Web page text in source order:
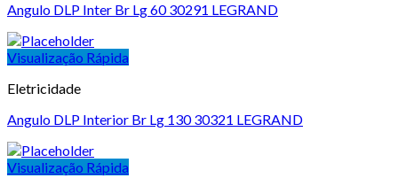
Angulo DLP Inter Br Lg 60 30291 LEGRAND
Visualização Rápida
Eletricidade
Angulo DLP Interior Br Lg 130 30321 LEGRAND
Visualização Rápida